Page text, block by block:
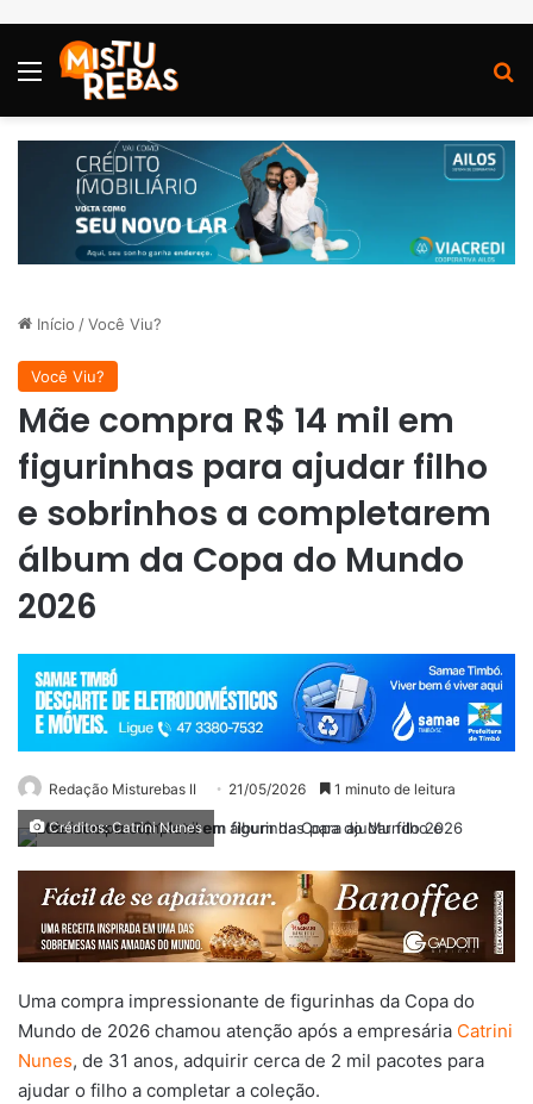
Menu
Início /Você Viu?
Você Viu?
Mãe compra R$ 14 mil em
figurinhas para ajudar filho
e sobrinhos a completarem
álbum da Copa do Mundo
2026
Redação Misturebas II 21/05/2026 1 minuto de leitura
Créditos: Catrini Nunes
Uma compra impressionante de figurinhas da Copa do
Mundo de 2026 chamou atenção após a empresária Catrini
Nunes, de 31 anos, adquirir cerca de 2 mil pacotes para
ajudar o filho a completar a coleção.